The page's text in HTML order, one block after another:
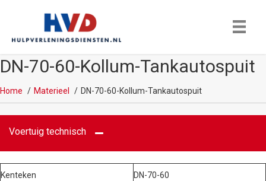
DN-70-60-Kollum-Tankautospuit
Home Materieel DN-70-60-Kollum-Tankautospuit
Voertuig technisch
Kenteken DN-70-60